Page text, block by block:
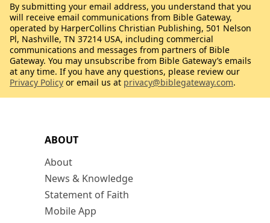
ABOUT
About
News & Knowledge
Statement of Faith
Mobile App
By submitting your email address, you understand that you
will receive email communications from Bible Gateway,
operated by HarperCollins Christian Publishing, 501 Nelson
Pl, Nashville, TN 37214 USA, including commercial
communications and messages from partners of Bible
Gateway. You may unsubscribe from Bible Gateway’s emails
at any time. If you have any questions, please review our
Privacy Policy or email us at privacy@biblegateway.com.